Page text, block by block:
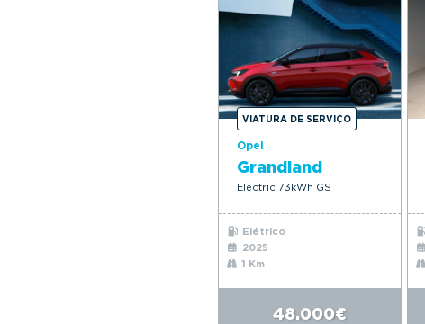
VIATURA DE SERVIÇO
Opel
Grandland
Electric 73kWh GS
Elétrico
2025
1 Km
48.000€